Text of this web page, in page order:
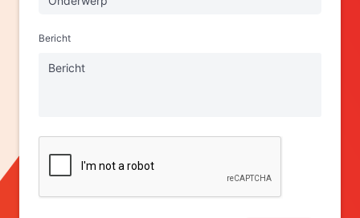
Bericht